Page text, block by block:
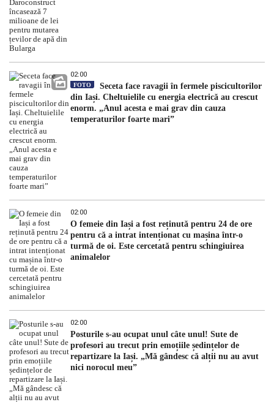
02:00
FOTO
Seceta face ravagii în fermele piscicultorilor
din Iași. Cheltuielile cu energia electrică au crescut
enorm. „Anul acesta e mai grav din cauza
temperaturilor foarte mari”
02:00
O femeie din Iași a fost reținută pentru 24 de ore
pentru că a intrat intenționat cu mașina într-o
turmă de oi. Este cercetată pentru schingiuirea
animalelor
02:00
Posturile s-au ocupat unul câte unul! Sute de
profesori au trecut prin emoțiile ședințelor de
repartizare la Iași. „Mă gândesc că alții nu au avut
nici norocul meu”